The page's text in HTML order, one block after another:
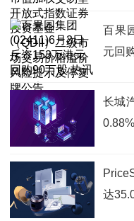
险提
百果
元回
长城
0.88%
达